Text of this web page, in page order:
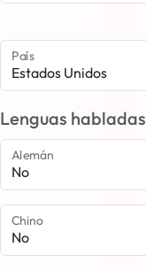
Estados Unidos
País
Lenguas habladas
Alemán
Chino